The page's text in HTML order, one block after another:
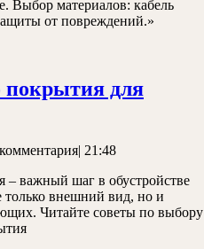
полом
Выбор материалов: кабель
от повреждений.»
покрытия для
| 21:48
– важный шаг в обустройстве
только внешний вид, но и
Читайте советы по выбору